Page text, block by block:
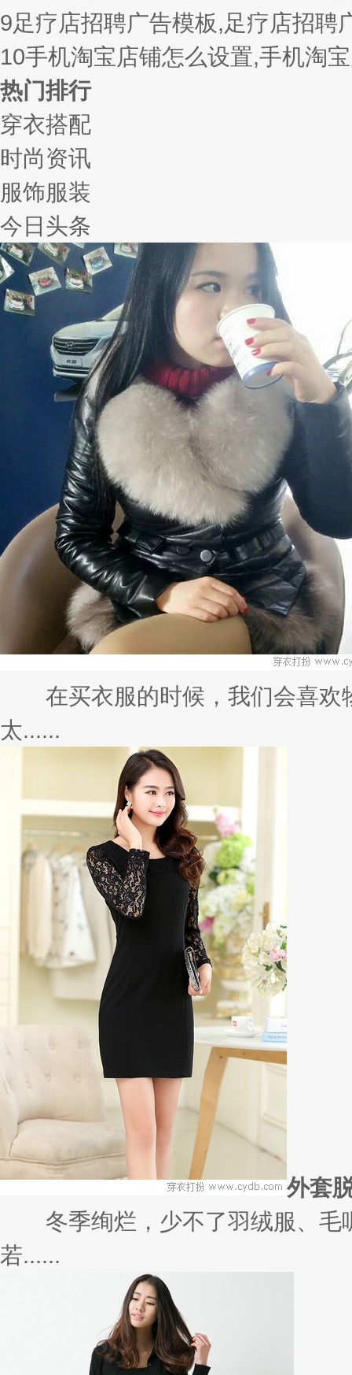
9足疗店招聘广告模板,足疗店招聘
10手机淘宝店铺怎么设置,手机淘
热门排行
穿衣搭配
时尚资讯
服饰服装
今日头条
慌？你缺少件至IN风衣
在立秋之后，温度也随着降了下
也......
裙来解救你！
又不知道出门穿什么了？一条连